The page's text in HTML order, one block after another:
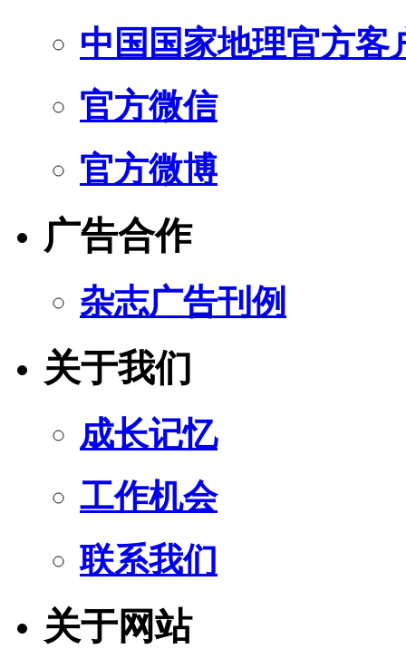
中国国家地理官方客
官方微信
官方微博
广告合作
杂志广告刊例
关于我们
成长记忆
工作机会
联系我们
关于网站